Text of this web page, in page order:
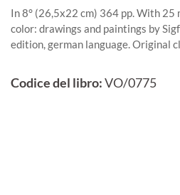
In 8° (26,5x22 cm) 364 pp. With 25
color: drawings and paintings by
edition, german language. Original
Codice del libro:VO/0775